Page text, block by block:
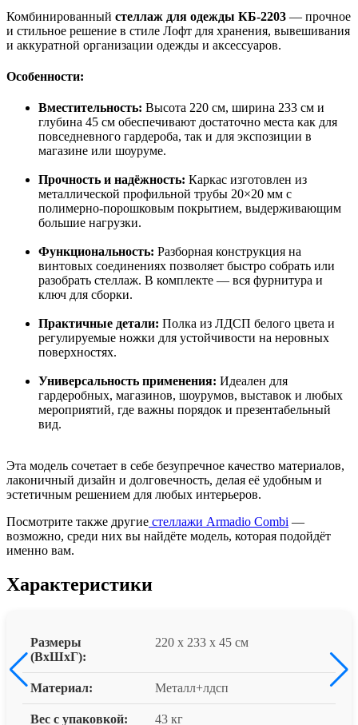
Комбинированный стеллаж для одежды КБ-2203 — прочное
и стильное решение в стиле Лофт для хранения, вывешивания
и аккуратной организации одежды и аксессуаров.
Особенности:
Вместительность: Высота 220 см, ширина 233 см и
глубина 45 см обеспечивают достаточно места как для
повседневного гардероба, так и для экспозиции в
магазине или шоуруме.
Прочность и надёжность: Каркас изготовлен из
металлической профильной трубы 20×20 мм с
полимерно-порошковым покрытием, выдерживающим
большие нагрузки.
Функциональность: Разборная конструкция на
винтовых соединениях позволяет быстро собрать или
разобрать стеллаж. В комплекте — вся фурнитура и
ключ для сборки.
Практичные детали: Полка из ЛДСП белого цвета и
регулируемые ножки для устойчивости на неровных
поверхностях.
Универсальность применения: Идеален для
гардеробных, магазинов, шоурумов, выставок и любых
мероприятий, где важны порядок и презентабельный
вид.
Эта модель сочетает в себе безупречное качество материалов,
лаконичный дизайн и долговечность, делая её удобным и
эстетичным решением для любых интерьеров.
Посмотрите также другие стеллажи Armadio Combi —
возможно, среди них вы найдёте модель, которая подойдёт
именно вам.
Характеристики
Размеры
(ВxШxГ):
220 x 233 x 45 см
Материал: Металл+лдсп
Вес с упаковкой: 43 кг